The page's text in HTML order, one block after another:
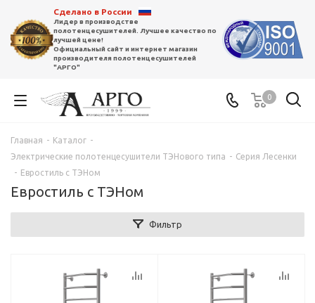
Сделано в России
Лидер в производстве
полотенцесушителей. Лучшее качество по
лучшей цене!
Официальный сайт и интернет магазин
производителя полотенцесушителей
"АРГО"
0
Главная - Каталог -
Электрические полотенцесушители ТЭНового типа - Серия Лесенки
- Евростиль с ТЭНом
Евростиль с ТЭНом
Фильтр